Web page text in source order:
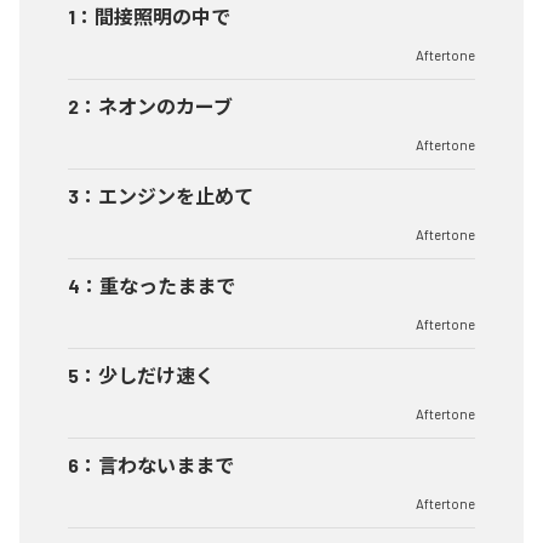
1 ： 間接照明の中で
Aftertone
2 ： ネオンのカーブ
Aftertone
3 ： エンジンを止めて
Aftertone
4 ： 重なったままで
Aftertone
5 ： 少しだけ速く
Aftertone
6 ： 言わないままで
Aftertone